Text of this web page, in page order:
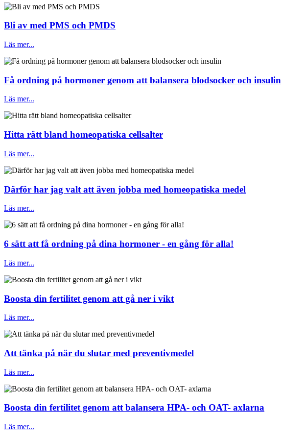
Bli av med PMS och PMDS
Läs mer...
Få ordning på hormoner genom att balansera blodsocker och insulin
Läs mer...
Hitta rätt bland homeopatiska cellsalter
Läs mer...
Därför har jag valt att även jobba med homeopatiska medel
Läs mer...
6 sätt att få ordning på dina hormoner - en gång för alla!
Läs mer...
Boosta din fertilitet genom att gå ner i vikt
Läs mer...
Att tänka på när du slutar med preventivmedel
Läs mer...
Boosta din fertilitet genom att balansera HPA- och OAT- axlarna
Läs mer...